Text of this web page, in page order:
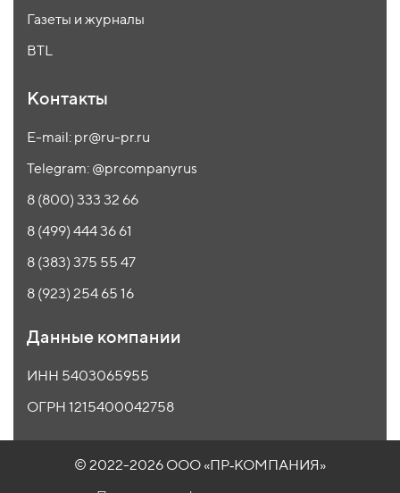
Газеты и журналы
BTL
Контакты
E-mail: pr@ru-pr.ru
Telegram: @prcompanyrus
8 (800) 333 32 66
8 (499) 444 36 61
8 (383) 375 55 47
8 (923) 254 65 16
Данные компании
ИНН 5403065955
ОГРН 1215400042758
© 2022-2026 ООО «ПР‑КОМПАНИЯ»